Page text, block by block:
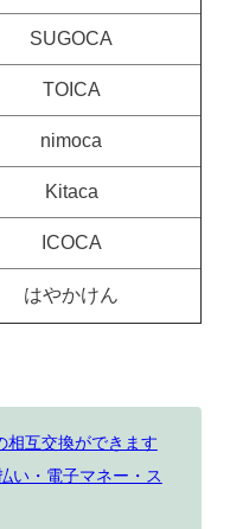
SUGOCA
TOICA
nimoca
Kitaca
ICOCA
はやかけん
相互交換ができます
い・電子マネー・ス